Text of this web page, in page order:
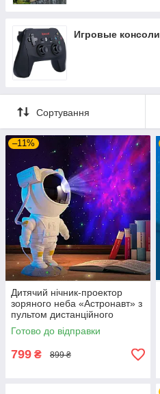
Игровые консоли
Сортування
–11%
Дитячий нічник-проектор
зоряного неба «Астронавт» з
пультом дистанційного
керування (8 режимів
світіння), лазерний проектор
Готово до відправки
799 ₴ 899 ₴